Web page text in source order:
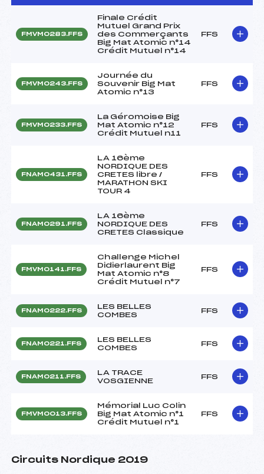
FMVM0283.FFS
Finale Crédit
Mutuel Grand Prix
des Commerçants
Big Mat Atomic n°14
Crédit Mutuel n°14
FFS
FMVM0243.FFS
Journée du
Souvenir Big Mat
Atomic n°13
FFS
FMVM0233.FFS
La Géromoise Big
Mat Atomic n°12
Crédit Mutuel n11
FFS
FNAM0431.FFS
LA 16ème
NORDIQUE DES
CRETES libre /
MARATHON SKI
TOUR 4
FFS
FNAM0291.FFS
LA 16ème
NORDIQUE DES
CRETES Classique
FFS
FMVM0141.FFS
Challenge Michel
Didierlaurent Big
Mat Atomic n°8
Crédit Mutuel n°7
FFS
FNAM0222.FFS
LES BELLES
COMBES
FFS
FNAM0221.FFS
LES BELLES
COMBES
FFS
FNAM0211.FFS
LA TRACE
VOSGIENNE
FFS
FMVM0013.FFS
Mémorial Luc Colin
Big Mat Atomic n°1
Crédit Mutuel n°1
FFS
Circuits Nordique 2019